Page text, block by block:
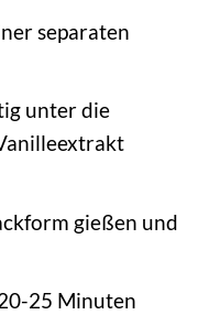
separaten
unter die
gießen und
25 Minuten